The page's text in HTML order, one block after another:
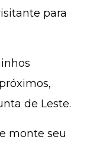
para
de Leste.
e monte seu